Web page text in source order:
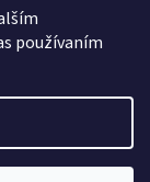
používaním
vyhradené.